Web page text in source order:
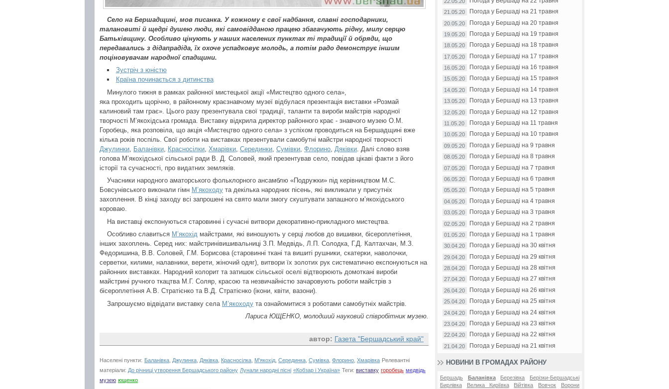
Село на Бершадщині, мов писанка. У кожному є свої надбання, славні господарники,
талановиті й щедрі душею люди, які самовідданою працею збагачують рідну, милу серцю
Батьківщину. Особливо цінують у наших населених пунктах ті традиції й обряди, що
передавались з дідапрадіда, їх охоче успадковує молодь, а потім радо демонструє іншим
поціновувачам народної спадщини.
Зустріч з юністю
Країна починається з дитинства
Минулого тижня в рамках районної мистецької акції «Мистецтво одного села»,
яка проходить щорічно, в районному краєзнавчому музеї відбулася презентація виставки «Розмай
калиновий там грає». Цього разу презентувала свої традиції, таланти та вироби майстрів народної
творчості М’якохідська громада. Виставку відкрила директор районного крає - знавчого музею О.М.
Горобець, яка розповіла, що акція «Мистецтво одного села» з успіхом проводиться на Бершадщині вже
кілька років поспіль. Свої роботи на виставках презентували самобутні майстри народної творчості
Джулинки
Баланівки Красносілки Хмарівки Серединки Сумівки Флорино Дяківки . Далі слово взяв
голова М’якохідської сільської ради В. Д. Соловей, який презентував село, повідав цікаві факти з його
історії та сучасності, про видатних земляків.
Учасники народного аматорського фольклорного ансамблю «Подружки» під керівництвом М.С.
Бовсунівського виконали гімн М’якоходу та декілька народних пісень, які викликали у присутніх
захоплення. В кінці заходу всі запрошені на свято мали змогу скуштувати запашного м’якохідського
короваю.
На виставці експонуються старовинні і сучасні витвори декоративно-прикладного мистецтва.
Особливо славиться М’якохід майстрами, які виношують у серці любов до вишивки, бісероплетіння,
інших захоплень. Серед них: майстринівишивальниці З.П. Медвідь, Л.П. Солодка, Г.Д. Калтахчан, М.З.
Федоришина, В.В. Соловей, Г.М. Борисова (старовинні ткані та вишиті рушники, скатерки, наволочки,
серветки, килими, налавники, верети, жіночий одяг), витвори їх золотих рук систематично експонуються на
районних виставках. Народний колорит та затишок сільської оселі відтворюють домоткані вироби
майстрині ручного ткацтва М.Г. Соляр, красою та незвичайністю зачаровують роботи майстрів з
бісероплетіння А.В. Стратієнко та В.Д. Стратієнко (ікони, квіти, вазони).
Запрошуємо відвідати виставку села М’якоходу та ознайомитися з роботами самобутніх майстрів.
Лариса ЮЩЕНКО, молодший науковий співробітник музею.
автор: Газета "Бершадський край"
Населені пункти: Баланівка Джулинка Дяківка Красносілка М'якохід Серединка Сумівка Флорино Хмарівка Релевантні
матеріали: До річниці утворення Бершадського району Лунали народні пісні «Кобзар і Україна» Теги: виставку горобець медвідь
музею ющенко
21.05.20 Погода у Бершаді на 21 травня
20.05.20 Погода у Бершаді на 20 травня
19.05.20 Погода у Бершаді на 19 травня
18.05.20 Погода у Бершаді на 18 травня
17.05.20 Погода у Бершаді на 17 травня
16.05.20 Погода у Бершаді на 16 травня
15.05.20 Погода у Бершаді на 15 травня
14.05.20 Погода у Бершаді на 14 травня
13.05.20 Погода у Бершаді на 13 травня
12.05.20 Погода у Бершаді на 12 травня
11.05.20 Погода у Бершаді на 11 травня
10.05.20 Погода у Бершаді на 10 травня
09.05.20 Погода у Бершаді на 9 травня
08.05.20 Погода у Бершаді на 8 травня
07.05.20 Погода у Бершаді на 7 травня
06.05.20 Погода у Бершаді на 6 травня
05.05.20 Погода у Бершаді на 5 травня
04.05.20 Погода у Бершаді на 4 травня
03.05.20 Погода у Бершаді на 3 травня
02.05.20 Погода у Бершаді на 2 травня
01.05.20 Погода у Бершаді на 1 травня
30.04.20 Погода у Бершаді на 30 квітня
29.04.20 Погода у Бершаді на 29 квітня
28.04.20 Погода у Бершаді на 28 квітня
27.04.20 Погода у Бершаді на 27 квітня
26.04.20 Погода у Бершаді на 26 квітня
25.04.20 Погода у Бершаді на 25 квітня
24.04.20 Погода у Бершаді на 24 квітня
23.04.20 Погода у Бершаді на 23 квітня
22.04.20 Погода у Бершаді на 22 квітня
21.04.20 Погода у Бершаді на 21 квітня
НОВИНИ В ГРОМАДАХ РАЙОНУ
Бершадь Баланівка Березівка
Берізки-Бершадські
Бирлівка
Велика Киріївка Війтівка Вовчок
Ворони